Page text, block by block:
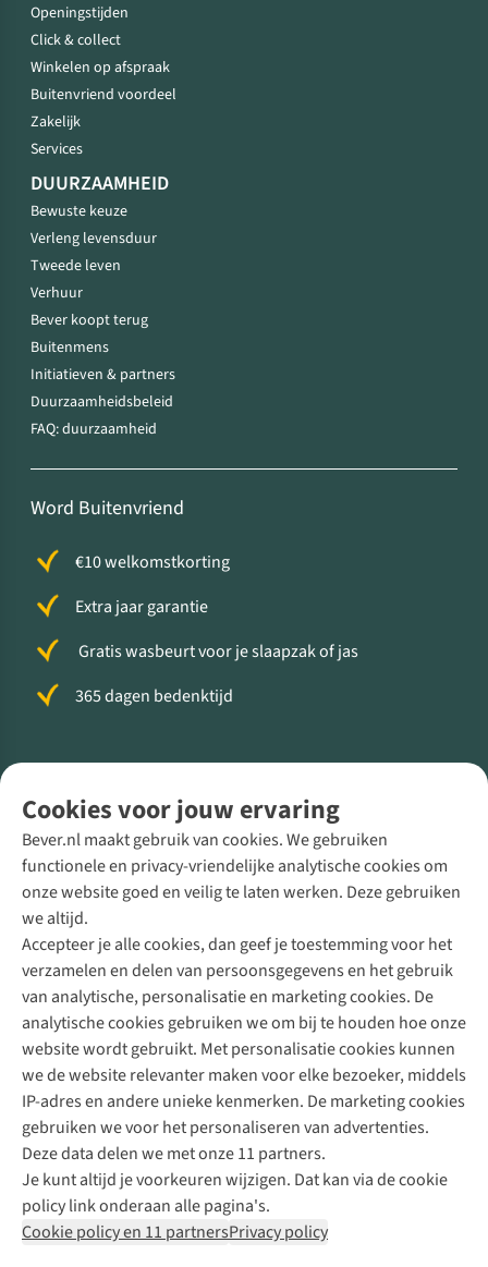
Cookies voor jouw ervaring
Bever.nl maakt gebruik van cookies. We gebruiken
functionele en privacy-vriendelijke analytische cookies om
onze website goed en veilig te laten werken. Deze gebruiken
we altijd.
Accepteer je alle cookies, dan geef je toestemming voor het
verzamelen en delen van persoonsgegevens en het gebruik
van analytische, personalisatie en marketing cookies. De
analytische cookies gebruiken we om bij te houden hoe onze
website wordt gebruikt. Met personalisatie cookies kunnen
we de website relevanter maken voor elke bezoeker, middels
IP-adres en andere unieke kenmerken. De marketing cookies
gebruiken we voor het personaliseren van advertenties.
Deze data delen we met onze 11 partners.
Je kunt altijd je voorkeuren wijzigen. Dat kan via de cookie
policy link onderaan alle pagina's.
Cookie policy en 11 partnersPrivacy policy
Openingstijden
Click & collect
Winkelen op afspraak
Buitenvriend voordeel
Zakelijk
Services
DUURZAAMHEID
Bewuste keuze
Verleng levensduur
Tweede leven
Verhuur
Bever koopt terug
Buitenmens
Initiatieven & partners
Duurzaamheidsbeleid
FAQ: duurzaamheid
Word Buitenvriend
€10 welkomstkorting
Extra jaar garantie
Gratis wasbeurt voor je slaapzak of jas
365 dagen bedenktijd
Direct advies van een Buitenexpert
+31 (0)85 888 50 88
+31 6 12 28 49 80
Contactformulier